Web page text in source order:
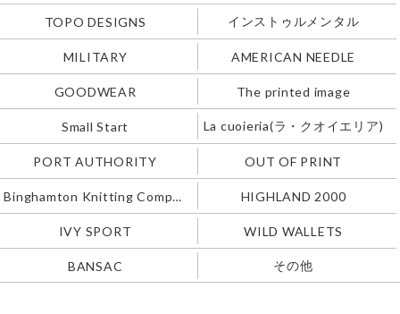
TOPO DESIGNS インストゥルメンタル
MILITARY AMERICAN NEEDLE
GOODWEAR The printed image
Small Start La cuoieria(ラ・クオイエリア)
PORT AUTHORITY OUT OF PRINT
Binghamton Knitting Company HIGHLAND 2000
IVY SPORT WILD WALLETS
BANSAC その他